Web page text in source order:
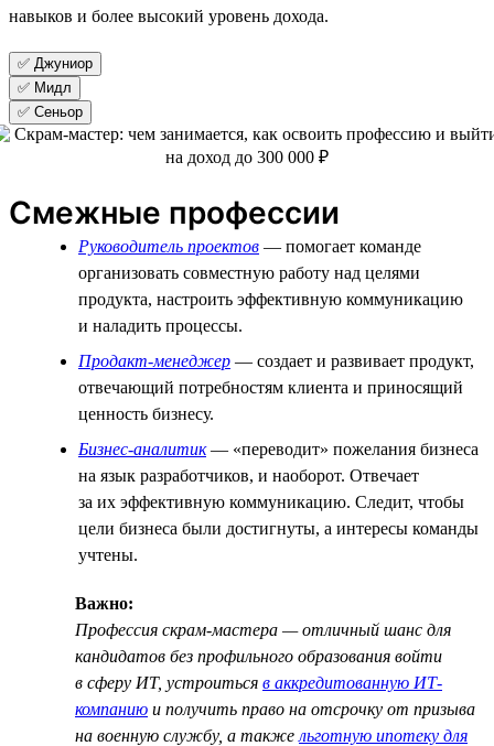
навыков и более высокий уровень дохода.
✅ Джуниор
✅ Мидл
✅ Сеньор
Смежные профессии
Руководитель проектов — помогает команде
организовать совместную работу над целями
продукта, настроить эффективную коммуникацию
и наладить процессы.
Продакт-менеджер — создает и развивает продукт,
отвечающий потребностям клиента и приносящий
ценность бизнесу.
Бизнес-аналитик— «переводит» пожелания бизнеса
на язык разработчиков, и наоборот. Отвечает
за их эффективную коммуникацию. Следит, чтобы
цели бизнеса были достигнуты, а интересы команды
учтены.
Важно:
Профессия скрам-мастера — отличный шанс для
кандидатов без профильного образования войти
в сферу ИТ, устроиться в аккредитованную ИТ-
компанию и получить право на отсрочку от призыва
на военную службу, а также льготную ипотеку для